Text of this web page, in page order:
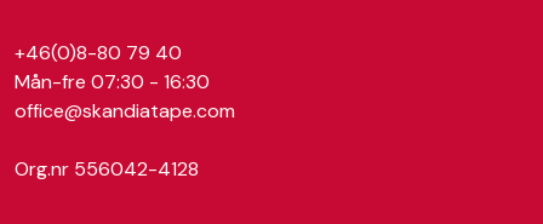
+46(0)8-80 79 40
Mån-fre 07:30 - 16:30
office@skandiatape.com
Org.nr 556042-4128